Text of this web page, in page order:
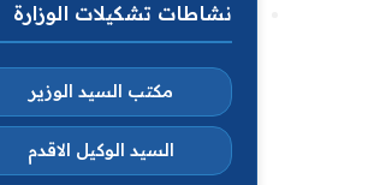
نشاطات تشكيلات الوزارة
مكتب السيد الوزير
السيد الوكيل الاقدم